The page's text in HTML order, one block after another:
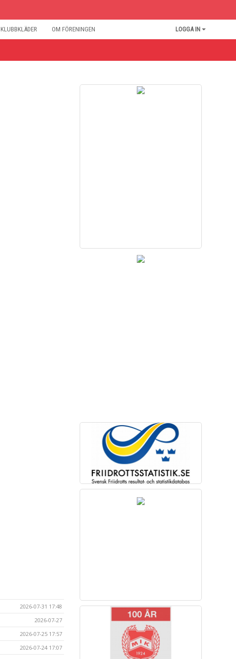
KLUBBKLÄDER OM FÖRENINGEN LOGGA IN
2026-07-31 17:48
2026-07-27
2026-07-25 17:57
2026-07-24 17:07